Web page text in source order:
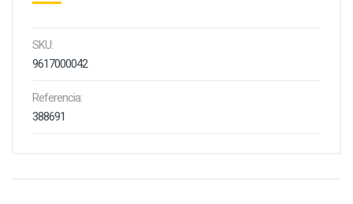
SKU:
9617000042
Referencia:
388691